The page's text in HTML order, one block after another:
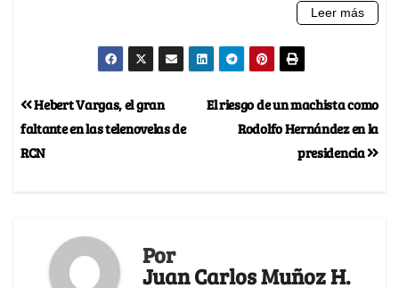
El riesgo de un machista como
Rodolfo Hernández en la
presidencia
Hebert Vargas, el gran
faltante en las telenovelas de
RCN
Por
Juan Carlos Muñoz H.